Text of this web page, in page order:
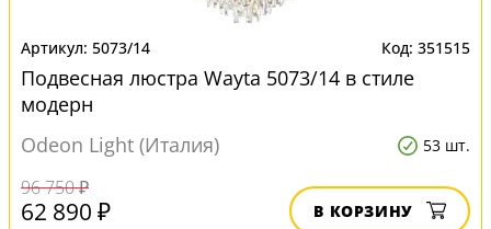
5073/14 351515
Подвесная люстра Wayta 5073/14 в стиле
модерн
Odeon Light (Италия)
53 шт.
96 750 ₽
62 890 ₽ В КОРЗИНУ